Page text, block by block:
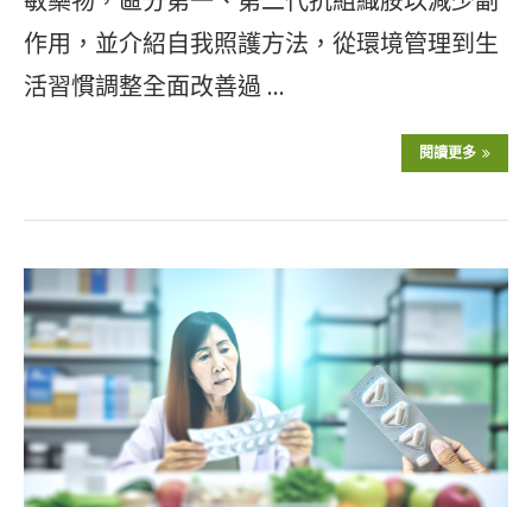
作用，並介紹自我照護方法，從環境管理到生
活習慣調整全面改善過 …
閱讀更多